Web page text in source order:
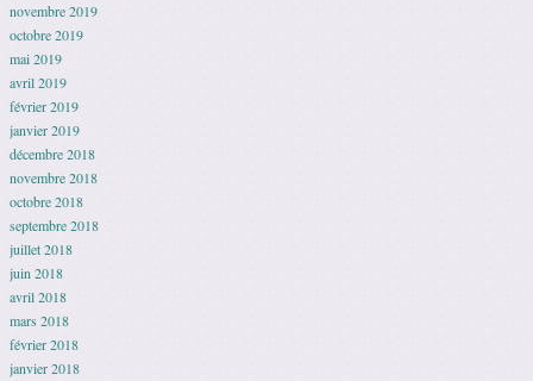
novembre 2019
octobre 2019
mai 2019
avril 2019
février 2019
janvier 2019
décembre 2018
novembre 2018
octobre 2018
septembre 2018
juillet 2018
juin 2018
avril 2018
mars 2018
février 2018
janvier 2018